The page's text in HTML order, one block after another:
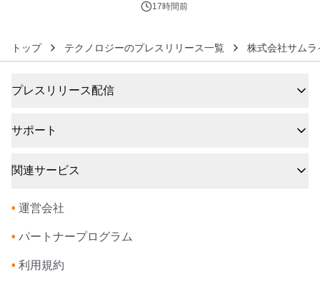
17時間前
トップ テクノロジーのプレスリリース一覧 株式会社サムラ
プレスリリース配信
サポート
関連サービス
• 運営会社
• パートナープログラム
• 利用規約